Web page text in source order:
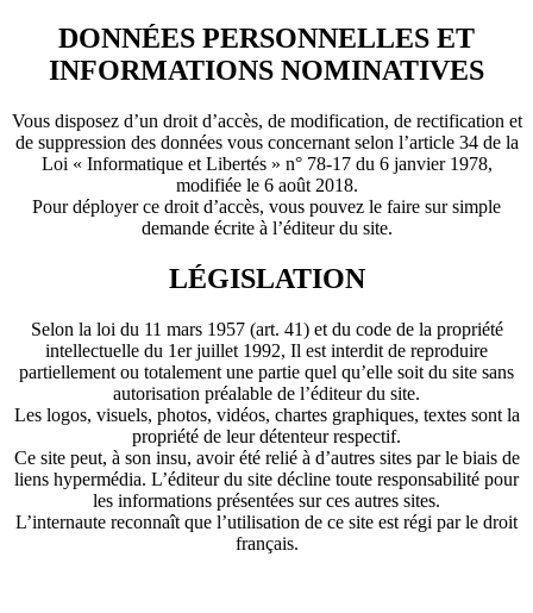
DONNÉES PERSONNELLES ET
INFORMATIONS NOMINATIVES
Vous disposez d’un droit d’accès, de modification, de rectification et
de suppression des données vous concernant selon l’article 34 de la
Loi « Informatique et Libertés » n° 78-17 du 6 janvier 1978,
modifiée le 6 août 2018.
Pour déployer ce droit d’accès, vous pouvez le faire sur simple
demande écrite à l’éditeur du site.
LÉGISLATION
Selon la loi du 11 mars 1957 (art. 41) et du code de la propriété
intellectuelle du 1er juillet 1992, Il est interdit de reproduire
partiellement ou totalement une partie quel qu’elle soit du site sans
autorisation préalable de l’éditeur du site.
Les logos, visuels, photos, vidéos, chartes graphiques, textes sont la
propriété de leur détenteur respectif.
Ce site peut, à son insu, avoir été relié à d’autres sites par le biais de
liens hypermédia. L’éditeur du site décline toute responsabilité pour
les informations présentées sur ces autres sites.
L’internaute reconnaît que l’utilisation de ce site est régi par le droit
français.